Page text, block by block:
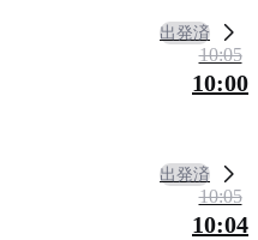
出発済
10:05
10:00
出発済
10:05
10:04